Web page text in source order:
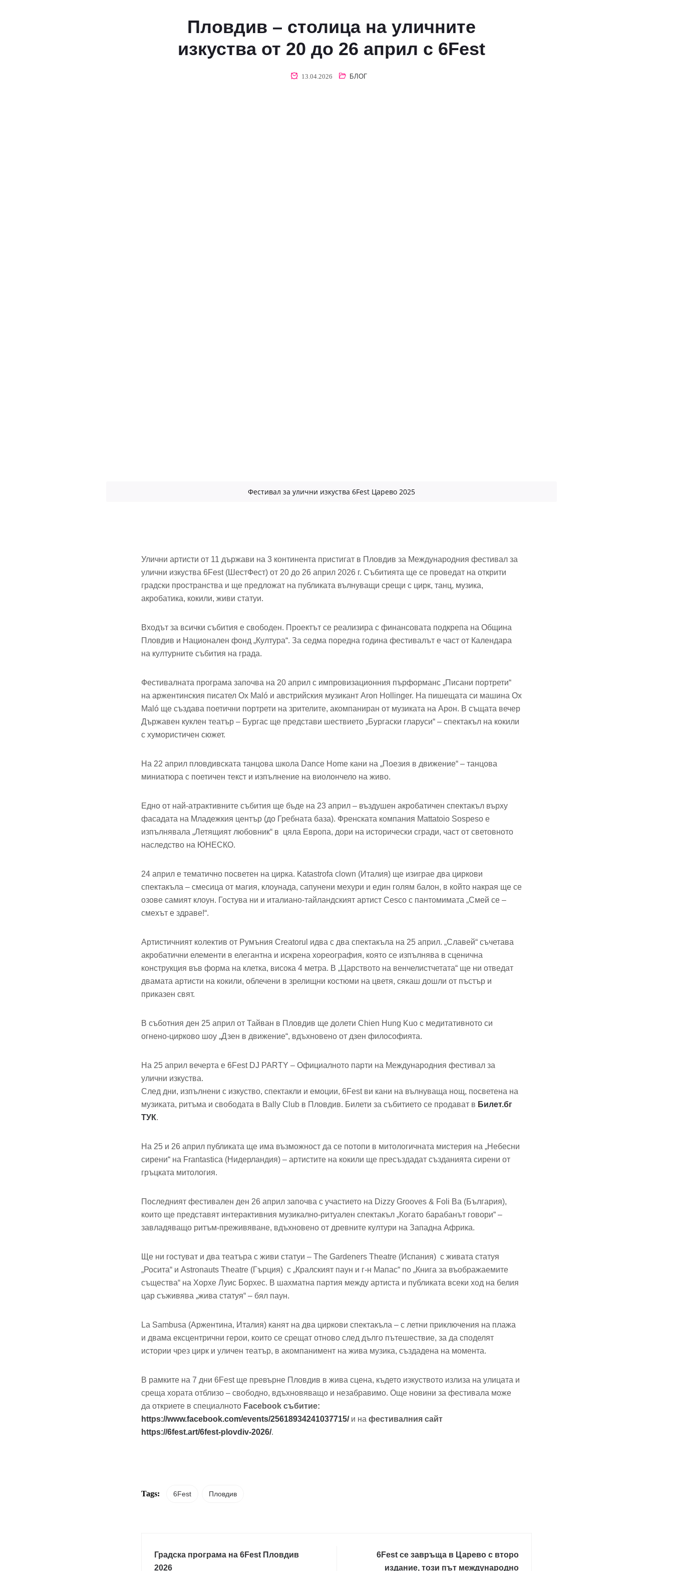
Пловдив – столица на уличните
изкуства от 20 до 26 април с 6Fest
13.04.2026 БЛОГ
Фестивал за улични изкуства 6Fest Царево 2025
Улични артисти от 11 държави на 3 континента пристигат в Пловдив за Международния фестивал за
улични изкуства 6Fest (ШестФест) от 20 до 26 април 2026 г. Събитията ще се проведат на открити
градски пространства и ще предложат на публиката вълнуващи срещи с цирк, танц, музика,
акробатика, кокили, живи статуи.
Входът за всички събития е свободен. Проектът се реализира с финансовата подкрепа на Община
Пловдив и Национален фонд „Култура“. За седма поредна година фестивалът е част от Календара
на културните събития на града.
Фестивалната програма започва на 20 април с импровизационния пърформанс „Писани портрети“
на аржентинския писател Ox Maló и австрийския музикант Aron Hollinger. На пишещата си машина Ox
Maló ще създава поетични портрети на зрителите, акомпаниран от музиката на Арон. В същата вечер
Държавен куклен театър – Бургас ще представи шествието „Бургаски гларуси“ – спектакъл на кокили
с хумористичен сюжет.
На 22 април пловдивската танцова школа Dance Home кани на „Поезия в движение“ – танцова
миниатюра с поетичен текст и изпълнение на виолончело на живо.
Едно от най-атрактивните събития ще бъде на 23 април – въздушен акробатичен спектакъл върху
фасадата на Младежкия център (до Гребната база). Френската компания Mattatoio Sospeso е
изпълнявала „Летящият любовник“ в цяла Европа, дори на исторически сгради, част от световното
наследство на ЮНЕСКО.
24 април е тематично посветен на цирка. Katastrofa clown (Италия) ще изиграе два циркови
спектакъла – смесица от магия, клоунада, сапунени мехури и един голям балон, в който накрая ще се
озове самият клоун. Гостува ни и италиано-тайландският артист Cesco с пантомимата „Смей се –
смехът е здраве!“.
Артистичният колектив от Румъния Creatorul идва с два спектакъла на 25 април. „Славей“ съчетава
акробатични елементи в елегантна и искрена хореография, която се изпълнява в сценична
конструкция във форма на клетка, висока 4 метра. В „Царството на венчелистчетата“ ще ни отведат
двамата артисти на кокили, облечени в зрелищни костюми на цветя, сякаш дошли от пъстър и
приказен свят.
В съботния ден 25 април от Тайван в Пловдив ще долети Chien Hung Kuo с медитативното си
огнено-цирково шоу „Дзен в движение“, вдъхновено от дзен философията.
На 25 април вечерта е 6Fest DJ PARTY – Официалното парти на Международния фестивал за
улични изкуства.
След дни, изпълнени с изкуство, спектакли и емоции, 6Fest ви кани на вълнуваща нощ, посветена на
музиката, ритъма и свободата в Bally Club в Пловдив. Билети за събитието се продават в Билет.бг
ТУК.
На 25 и 26 април публиката ще има възможност да се потопи в митологичната мистерия на „Небесни
сирени“ на Frantastica (Нидерландия) – артистите на кокили ще пресъздадат създанията сирени от
гръцката митология.
Последният фестивален ден 26 април започва с участието на Dizzy Grooves & Foli Ba (България),
които ще представят интерактивния музикално-ритуален спектакъл „Когато барабанът говори“ –
завладяващо ритъм-преживяване, вдъхновено от древните култури на Западна Африка.
Ще ни гостуват и два театъра с живи статуи – The Gardeners Theatre (Испания) с живата статуя
„Росита“ и Astronauts Theatre (Гърция) с „Кралският паун и г-н Мапас“ по „Книга за въображаемите
същества“ на Хорхе Луис Борхес. В шахматна партия между артиста и публиката всеки ход на белия
цар съживява „жива статуя“ – бял паун.
La Sambusa (Аржентина, Италия) канят на два циркови спектакъла – с летни приключения на плажа
и двама ексцентрични герои, които се срещат отново след дълго пътешествие, за да споделят
истории чрез цирк и уличен театър, в акомпанимент на жива музика, създадена на момента.
В рамките на 7 дни 6Fest ще превърне Пловдив в жива сцена, където изкуството излиза на улицата и
среща хората отблизо – свободно, вдъхновяващо и незабравимо. Още новини за фестивала може
да откриете в специалното Facebook събитие:
https://www.facebook.com/events/25618934241037715/и на фестивалния сайт
https://6fest.art/6fest-plovdiv-2026/.
Tags: 6Fest Пловдив
Градска програма на 6Fest Пловдив
2026
6Fest се завръща в Царево с второ
издание, този път международно